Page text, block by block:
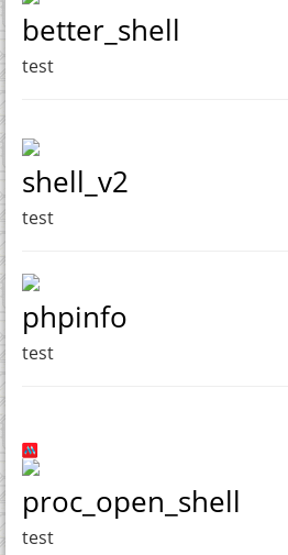
better_shell
test
shell_v2
test
phpinfo
test
proc_open_shell
test